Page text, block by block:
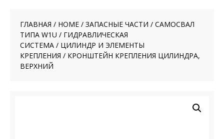
ГЛАВНАЯ / HOME / ЗАПАСНЫЕ ЧАСТИ / САМОСВАЛ
ТИПА W1U / ГИДРАВЛИЧЕСКАЯ
СИСТЕМА / ЦИЛИНДР И ЭЛЕМЕНТЫ
КРЕПЛЕНИЯ / КРОНШТЕЙН КРЕПЛЕНИЯ ЦИЛИНДРА,
ВЕРХНИЙ